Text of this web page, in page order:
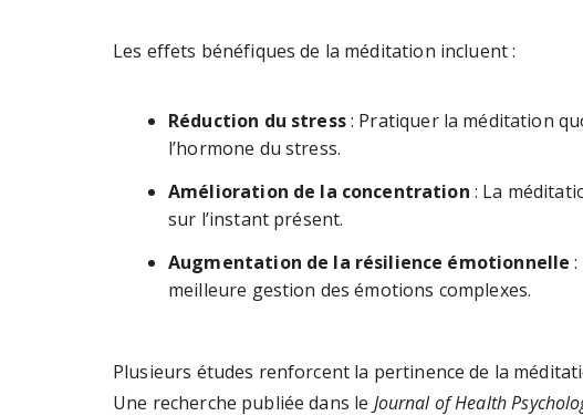
Les effets bénéfiques de la méditation incluent :
Réduction du stress: Pratiquer la méditation
l’hormone du stress.
Amélioration de la concentration : La
sur l’instant présent.
Augmentation de la résilience émotionnelle
meilleure gestion des émotions complexes.
Plusieurs études renforcent la pertinence de la
Une recherche publiée dans le Journal of Health